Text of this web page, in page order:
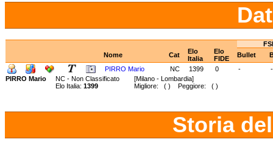
Nome
Cat
Elo
Italia
Elo
FIDE
Bullet
PIRRO Mario
NC 1399 0 -
-
PIRRO Mario
NC - Non Classificato [Milano - Lombardia]
Elo Italia: 1399 Migliore: ( ) Peggiore: ( )
Storia